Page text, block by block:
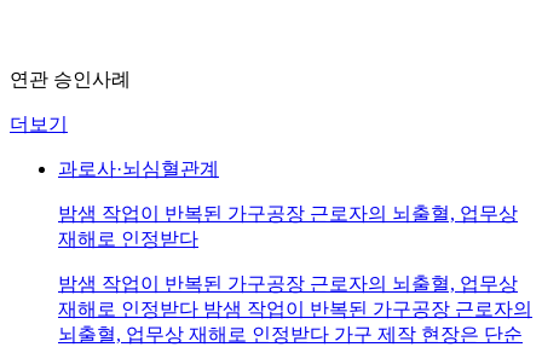
연관 승인사례
더보기
과로사·뇌심혈관계
밤샘 작업이 반복된 가구공장 근로자의 뇌출혈, 업무상
재해로 인정받다
밤샘 작업이 반복된 가구공장 근로자의 뇌출혈, 업무상
재해로 인정받다 밤샘 작업이 반복된 가구공장 근로자의
뇌출혈, 업무상 재해로 인정받다 가구 제작 현장은 단순